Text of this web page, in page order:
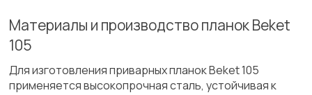
Материалы и производство планок Beket
105
Для изготовления приварных планок Beket 105
применяется высокопрочная сталь, устойчивая к